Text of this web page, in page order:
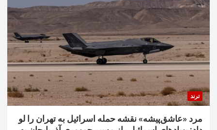
ترند
مرد «عاشق‌پیشه» نقشه حمله اسرائیل به تهران را لو